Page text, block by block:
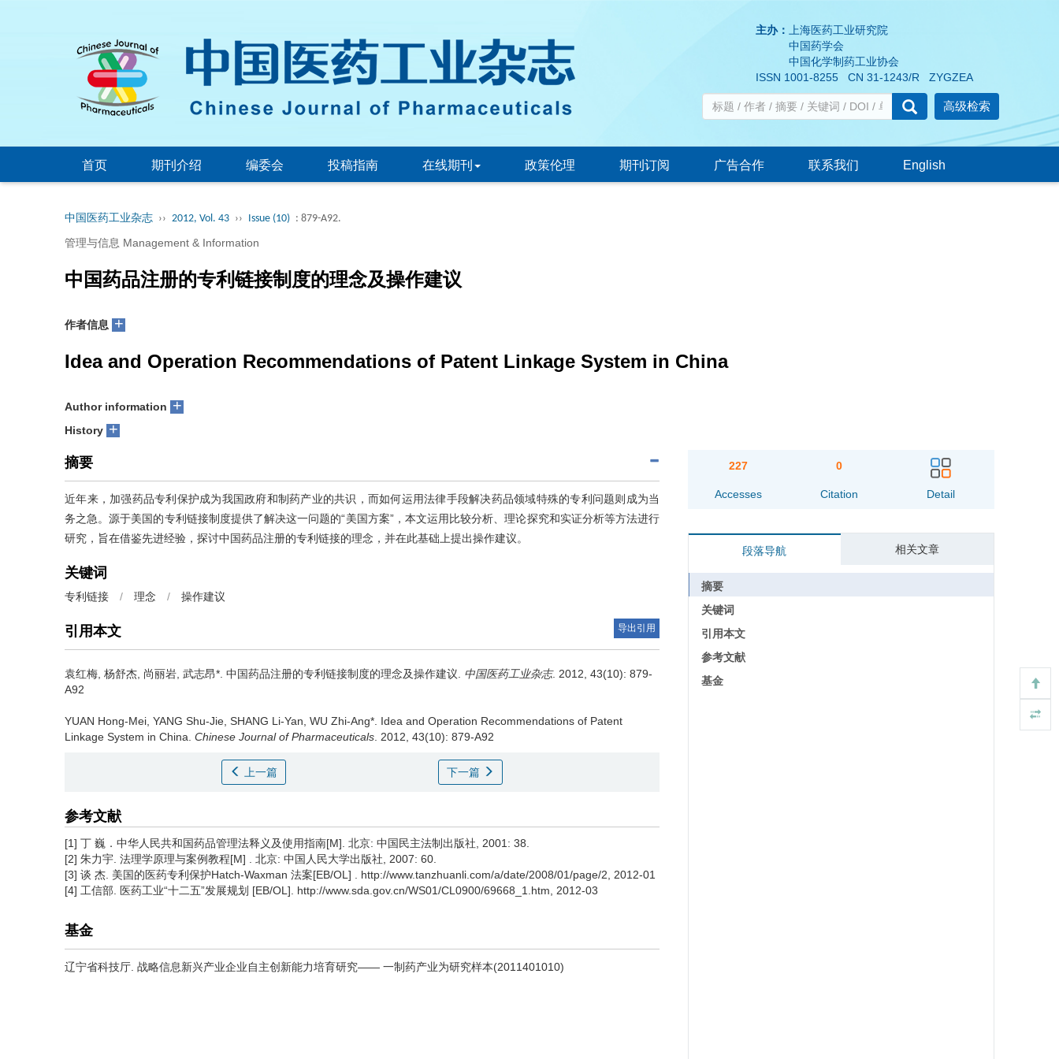
主办：
上海医药工业研究院
中国药学会
中国化学制药工业协会
ISSN 1001-8255 CN 31-1243/R ZYGZEA
高级检索
首页 期刊介绍 编委会 投稿指南 在线期刊 政策伦理 期刊订阅 广告合作 联系我们 English
中国医药工业杂志 ›› 2012, Vol. 43 ›› Issue (10) : 879-A92.
管理与信息 Management & Information
中国药品注册的专利链接制度的理念及操作建议
作者信息 +
Idea and Operation Recommendations of Patent Linkage System in China
Author information +
History +
摘要
近年来，加强药品专利保护成为我国政府和制药产业的共识，而如何运用法律手段解决药品领域特殊的专利问题则成为当
务之急。源于美国的专利链接制度提供了解决这一问题的“美国方案”，本文运用比较分析、理论探究和实证分析等方法进行
研究，旨在借鉴先进经验，探讨中国药品注册的专利链接的理念，并在此基础上提出操作建议。
关键词
专利链接 / 理念 / 操作建议
引用本文 导出引用
袁红梅, 杨舒杰, 尚丽岩, 武志昂*. 中国药品注册的专利链接制度的理念及操作建议. 中国医药工业杂志. 2012, 43(10): 879-
A92
YUAN Hong-Mei, YANG Shu-Jie, SHANG Li-Yan, WU Zhi-Ang*. Idea and Operation Recommendations of Patent
Linkage System in China. Chinese Journal of Pharmaceuticals . 2012, 43(10): 879-A92
上一篇 下一篇
参考文献
[1] 丁 巍．中华人民共和国药品管理法释义及使用指南[M]. 北京: 中国民主法制出版社, 2001: 38.
[2] 朱力宇. 法理学原理与案例教程[M] . 北京: 中国人民大学出版社, 2007: 60.
[3] 谈 杰. 美国的医药专利保护Hatch-Waxman 法案[EB/OL] . http://www.tanzhuanli.com/a/date/2008/01/page/2, 2012-01
[4] 工信部. 医药工业“十二五”发展规划 [EB/OL]. http://www.sda.gov.cn/WS01/CL0900/69668_1.htm, 2012-03
基金
辽宁省科技厅. 战略信息新兴产业企业自主创新能力培育研究—— 一制药产业为研究样本(2011401010)
227
Accesses
0
Citation Detail
段落导航 相关文章
摘要
关键词
引用本文
参考文献
基金